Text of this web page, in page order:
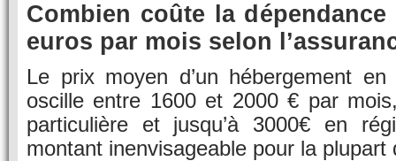
Combien coûte la dépendance
euros par mois selon
Le prix moyen d’un hébergement
oscille entre 1600 et 2000 € par
particulière et jusqu’à 3000€ en
montant inenvisageable pour la plupart